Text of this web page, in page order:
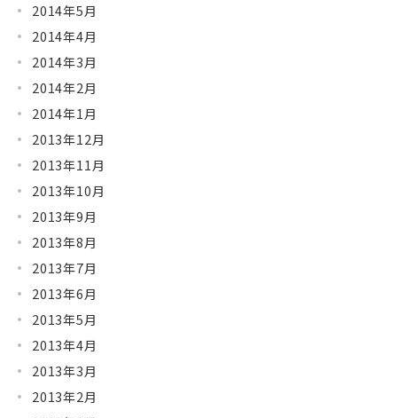
2014年5月
2014年4月
2014年3月
2014年2月
2014年1月
2013年12月
2013年11月
2013年10月
2013年9月
2013年8月
2013年7月
2013年6月
2013年5月
2013年4月
2013年3月
2013年2月